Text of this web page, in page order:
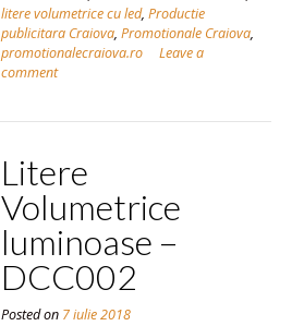
litere volumetrice cu led, Productie
publicitara Craiova, Promotionale Craiova,
promotionalecraiova.ro
Leave a
comment
Litere
Volumetrice
luminoase –
DCC002
Posted on 7 iulie 2018